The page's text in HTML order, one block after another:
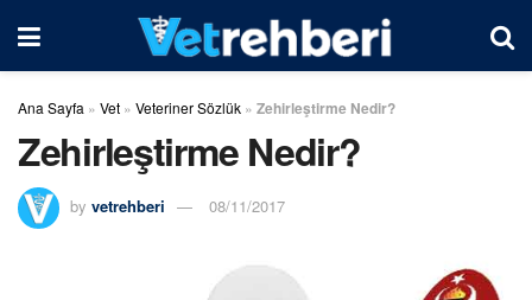
Ana Sayfa » Vet » Veteriner Sözlük » Zehirleştirme Nedir?
Zehirleştirme Nedir?
by vetrehberi 08/11/2017